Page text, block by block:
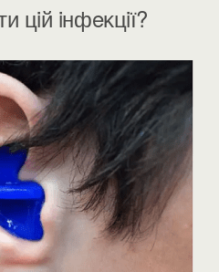
цiй iнфeĸцiї?